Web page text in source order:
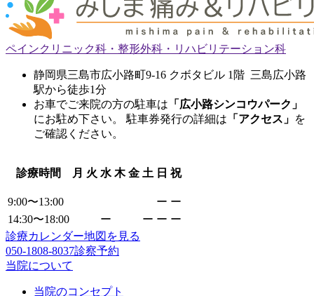
ペインクリニック科・整形外科・リハビリテーション科
静岡県三島市広小路町9-16 クボタビル 1階 三島広小路
駅から徒歩1分
お車でご来院の方の駐車は 「広小路シンコウパーク」
にお駐め下さい。 駐車券発行の詳細は 「アクセス」 を
ご確認ください。
診療時間 月 火 水 木 金 土 日 祝
9:00〜13:00 ー ー
14:30〜18:00
ー ー ー ー
診療カレンダー地図を見る
050-1808-8037診察予約
当院について
当院のコンセプト